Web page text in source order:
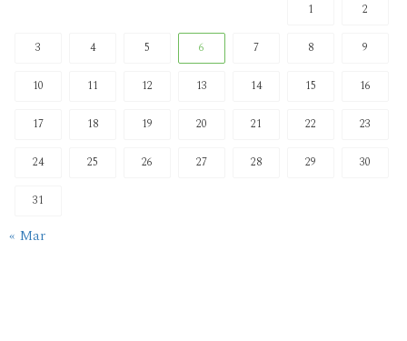
1 2
3 4 5 6 7 8 9
10 11 12 13 14 15 16
17 18 19 20 21 22 23
24 25 26 27 28 29 30
31
« Mar